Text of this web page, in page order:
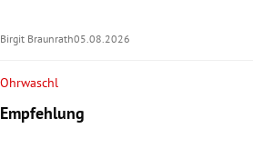
Birgit Braunrath05.08.2026
Ohrwaschl
Empfehlung